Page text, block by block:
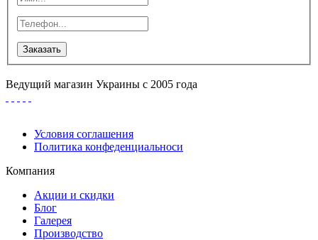
Заказать
Ведущий магазин Украины с 2005 года
Условия соглашения
Политика конфеденциальноси
Компания
Акции и скидки
Блог
Галерея
Производство